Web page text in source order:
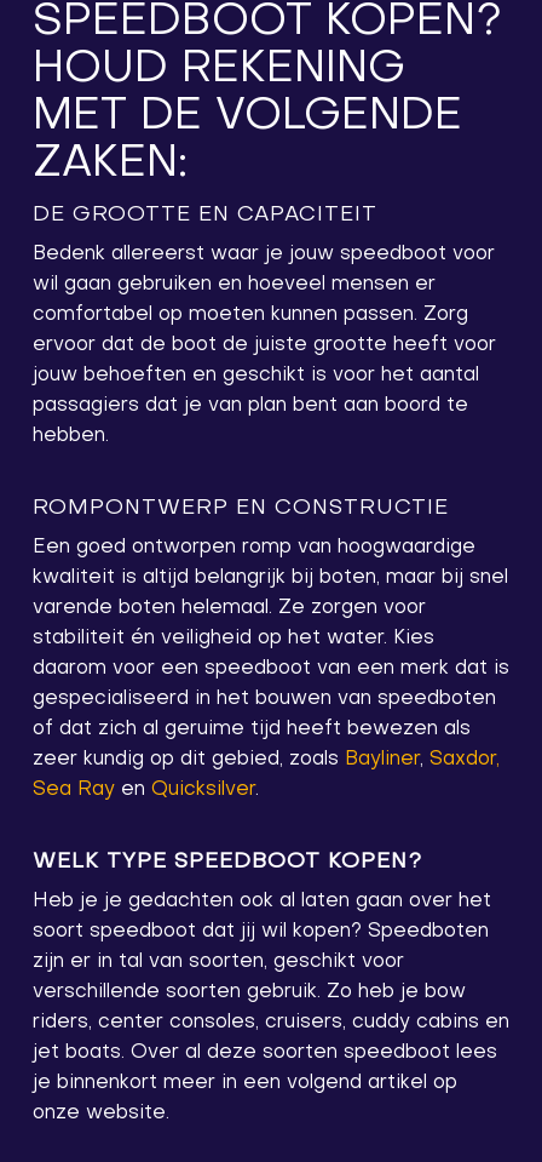
SPEEDBOOT KOPEN?
HOUD REKENING
MET DE VOLGENDE
ZAKEN:
DE GROOTTE EN CAPACITEIT
Bedenk allereerst waar je jouw speedboot voor
wil gaan gebruiken en hoeveel mensen er
comfortabel op moeten kunnen passen. Zorg
ervoor dat de boot de juiste grootte heeft voor
jouw behoeften en geschikt is voor het aantal
passagiers dat je van plan bent aan boord te
hebben.
ROMPONTWERP EN CONSTRUCTIE
Een goed ontworpen romp van hoogwaardige
kwaliteit is altijd belangrijk bij boten, maar bij snel
varende boten helemaal. Ze zorgen voor
stabiliteit én veiligheid op het water. Kies
daarom voor een speedboot van een merk dat is
gespecialiseerd in het bouwen van speedboten
of dat zich al geruime tijd heeft bewezen als
zeer kundig op dit gebied, zoals Bayliner, Saxdor,
Sea Rayen Quicksilver.
WELK TYPE SPEEDBOOT KOPEN?
Heb je je gedachten ook al laten gaan over het
soort speedboot dat jij wil kopen? Speedboten
zijn er in tal van soorten, geschikt voor
verschillende soorten gebruik. Zo heb je bow
riders, center consoles, cruisers, cuddy cabins en
jet boats. Over al deze soorten speedboot lees
je binnenkort meer in een volgend artikel op
onze website.